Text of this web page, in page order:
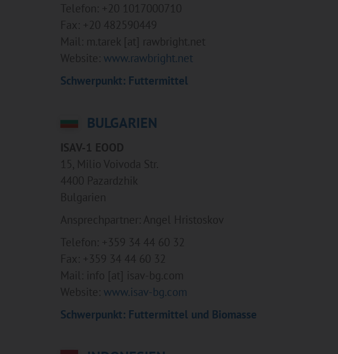
Telefon: +20 1017000710
Fax: +20 482590449
Mail: m.tarek [at] rawbright.net
Website: www.rawbright.net
Schwerpunkt: Futtermittel
BULGARIEN
ISAV-1 EOOD
15, Milio Voivoda Str.
4400 Pazardzhik
Bulgarien
Ansprechpartner: Angel Hristoskov
Telefon: +359 34 44 60 32
Fax: +359 34 44 60 32
Mail: info [at] isav-bg.com
Website: www.isav-bg.com
Schwerpunkt: Futtermittel und Biomasse